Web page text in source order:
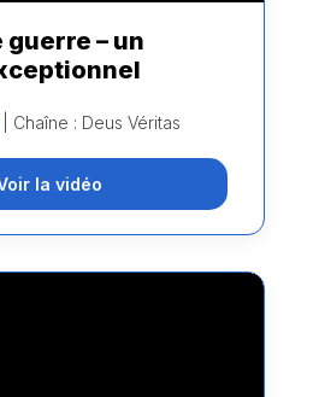
– un
| Chaîne : Deus Véritas
la vidéo